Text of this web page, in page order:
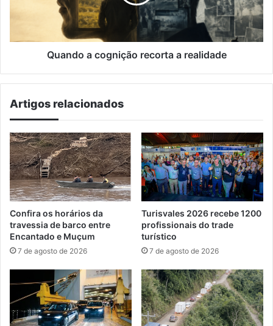
Quando a cognição recorta a realidade
Artigos relacionados
Confira os horários da
travessia de barco entre
Encantado e Muçum
7 de agosto de 2026
Turisvales 2026 recebe 1200
profissionais do trade
turístico
7 de agosto de 2026